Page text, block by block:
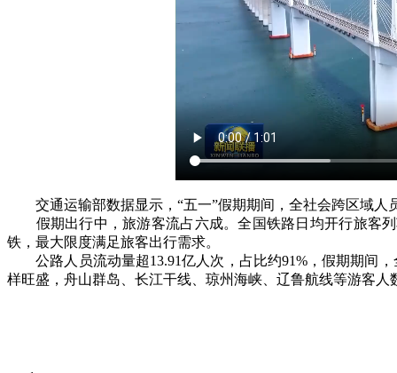
交通运输部数据显示，“五一”假期期间，全社会跨区域人
假期出行中，旅游客流占六成。全国铁路日均开行旅客列
铁，最大限度满足旅客出行需求。
公路人员流动量超13.91亿人次，占比约91%，假期期间，
样旺盛，舟山群岛、长江干线、琼州海峡、辽鲁航线等游客人